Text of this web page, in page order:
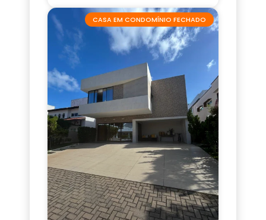
CASA EM CONDOMÍNIO FECHADO